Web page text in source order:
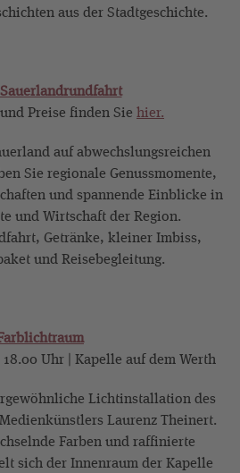
aus der Stadtgeschichte.
Preise finden Sie hier.
auf abwechslungsreichen
Sie regionale Genussmomente,
und spannende Einblicke in
und Wirtschaft der Region.
Getränke, kleiner Imbiss,
und Reisebegleitung.
Uhr | Kapelle auf dem Werth
Lichtinstallation des
Laurenz Theinert.
Farben und raffinierte
sich der Innenraum der Kapelle